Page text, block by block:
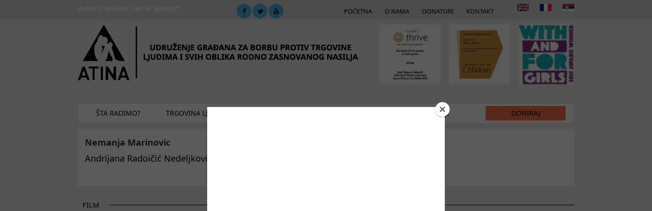
POČETNA O NAMA DONATORI KONTAKT
ŠTA RADIMO? TRGOVINA LJUDIMA MEDIJI DONIRAJ
Nemanja Marinovic
Andrijana Radoičić Nedeljković: Ropstvo je ekstrem slobode tržišta
FILM